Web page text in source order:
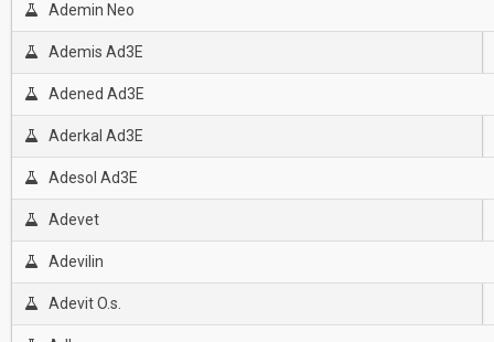
Ademin Neo
Ademis Ad3E
Adened Ad3E
Aderkal Ad3E
Adesol Ad3E
Adevet
Adevilin
Adevit O.s.